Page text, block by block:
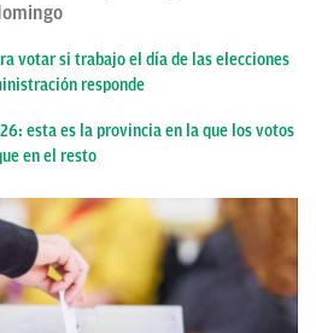
votar si trabajo el día de las elecciones
responde
esta es la provincia en la que los votos
en el resto